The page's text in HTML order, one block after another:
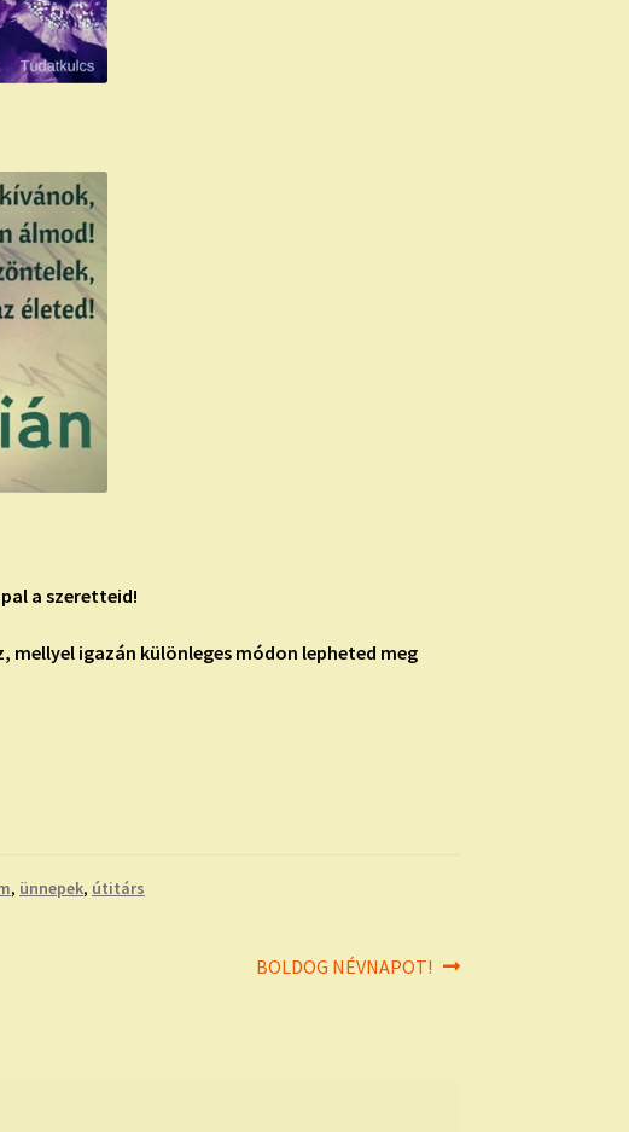
a szeretteid!
mellyel igazán különleges módon lepheted meg
, ünnepek, útitárs
Next
BOLDOG NÉVNAPOT!